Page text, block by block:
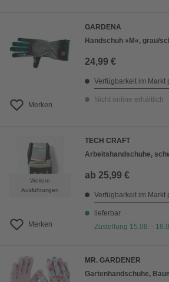
Merken
GARDENA
Handschuh »M«, grau/
24,99 €
Verfügbarkeit im Markt
Nicht online erhältlich
Weitere
Ausführungen
Merken
TECH CRAFT
Arbeitshandschuhe,
ab 25,99 €
Verfügbarkeit im Markt
lieferbar
Zustellung 15.08. -
MR. GARDENER
Gartenhandschuhe,